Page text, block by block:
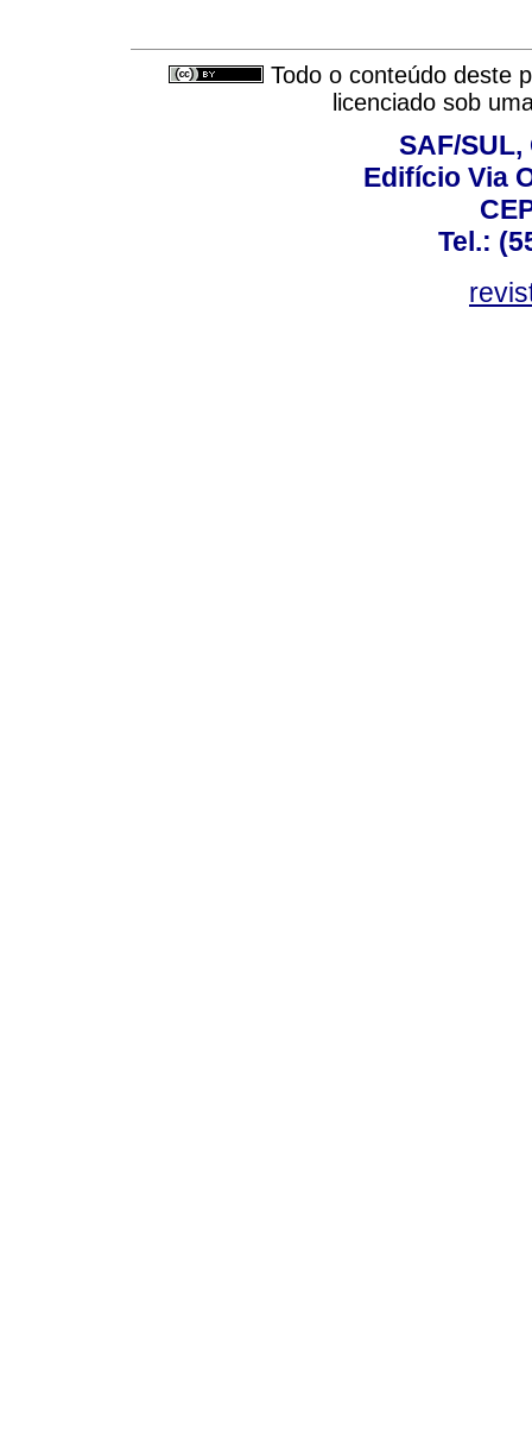
Todo o conteúdo deste
licenciado sob
SAF/
Edifício Via
Tel.: